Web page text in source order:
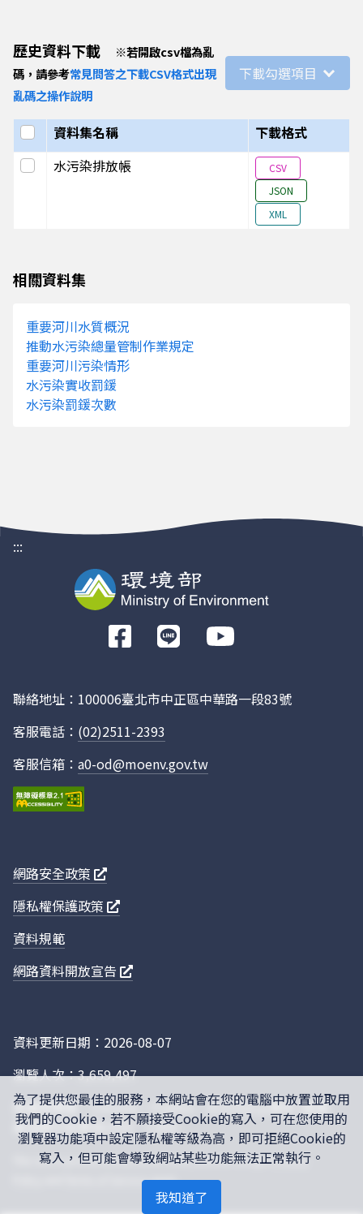
歷史資料下載 ※若開啟csv檔為亂
碼，請參考常見問答之下載CSV格式出現
亂碼之操作說明
下載勾選項目
選取全部
資料集名稱
下載格式
選取此列
水污染排放帳
CSV
JSON
XML
相關資料集
重要河川水質概況
推動水污染總量管制作業規定
重要河川污染情形
水污染實收罰鍰
水污染罰鍰次數
:::
前
往
聯絡地址：100006臺北市中正區中華路一段83號
客服電話： (02)2511-2393
客服信箱： a0-od@moenv.gov.tw
網路安全政策
隱私權保護政策
資料規範
網路資料開放宣告
資料更新日期：2026-08-07
瀏覽人次：3,659,497
建議瀏覽器：Chrome，Firefox，IE10.0以上版本 (螢幕
最佳顯示效果為1920 * 1280)
This site is protected by reCAPTCHA, and the GooglePrivacy
Terms of Serviceapply.
為了提供您最佳的服務，本網站會在您的電腦中放置並取用
我們的Cookie，若不願接受Cookie的寫入，可在您使用的
瀏覽器功能項中設定隱私權等級為高，即可拒絕Cookie的
寫入，但可能會導致網站某些功能無法正常執行。
我知道了